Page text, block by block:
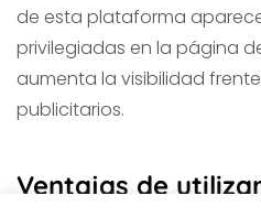
de esta plataforma
privilegiadas en la página
aumenta la visibilidad
publicitarios.
Ventajas de